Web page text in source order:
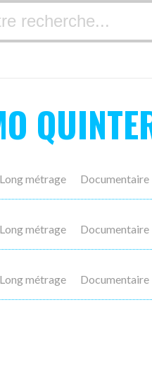
Long métrage Documentaire
Long métrage Documentaire
Long métrage Documentaire